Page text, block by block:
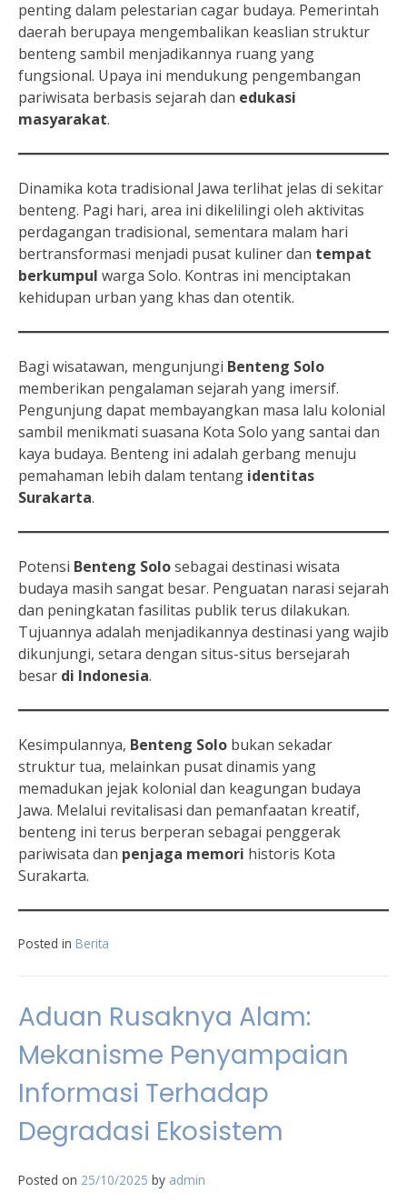
penting dalam pelestarian cagar budaya. Pemerintah
daerah berupaya mengembalikan keaslian struktur
benteng sambil menjadikannya ruang yang
fungsional. Upaya ini mendukung pengembangan
pariwisata berbasis sejarah dan edukasi
masyarakat.
Dinamika kota tradisional Jawa terlihat jelas di sekitar
benteng. Pagi hari, area ini dikelilingi oleh aktivitas
perdagangan tradisional, sementara malam hari
bertransformasi menjadi pusat kuliner dan tempat
berkumpul warga Solo. Kontras ini menciptakan
kehidupan urban yang khas dan otentik.
Bagi wisatawan, mengunjungi Benteng Solo
memberikan pengalaman sejarah yang imersif.
Pengunjung dapat membayangkan masa lalu kolonial
sambil menikmati suasana Kota Solo yang santai dan
kaya budaya. Benteng ini adalah gerbang menuju
pemahaman lebih dalam tentang identitas
Surakarta.
Potensi Benteng Solosebagai destinasi wisata
budaya masih sangat besar. Penguatan narasi sejarah
dan peningkatan fasilitas publik terus dilakukan.
Tujuannya adalah menjadikannya destinasi yang wajib
dikunjungi, setara dengan situs-situs bersejarah
besar di Indonesia.
Kesimpulannya, Benteng Solo bukan sekadar
struktur tua, melainkan pusat dinamis yang
memadukan jejak kolonial dan keagungan budaya
Jawa. Melalui revitalisasi dan pemanfaatan kreatif,
benteng ini terus berperan sebagai penggerak
pariwisata dan penjaga memori historis Kota
Surakarta.
Posted in Berita
Aduan Rusaknya Alam:
Mekanisme Penyampaian
Informasi Terhadap
Degradasi Ekosistem
Posted on 25/10/2025 by admin